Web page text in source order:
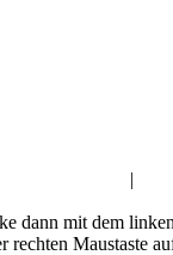
|
dann mit dem
Maustaste